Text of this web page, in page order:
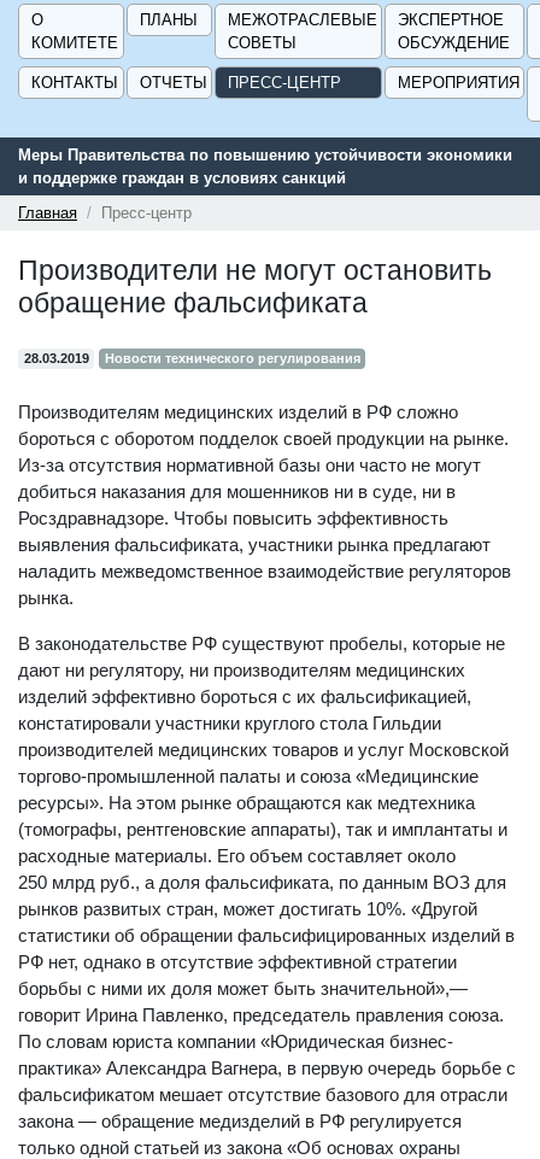
О
КОМИТЕТЕ
ПЛАНЫ
МЕЖОТРАСЛЕВЫЕ
СОВЕТЫ
ЭКСПЕРТНОЕ
ОБСУЖДЕНИЕ
КОНТАКТЫ ОТЧЕТЫ ПРЕСС-ЦЕНТР МЕРОПРИЯТИЯ
Меры Правительства по повышению устойчивости экономики
и поддержке граждан в условиях санкций
Главная Пресс-центр
Производители не могут остановить
обращение фальсификата
28.03.2019 Новости технического регулирования
Производителям медицинских изделий в РФ сложно
бороться с оборотом подделок своей продукции на рынке.
Из-за отсутствия нормативной базы они часто не могут
добиться наказания для мошенников ни в суде, ни в
Росздравнадзоре. Чтобы повысить эффективность
выявления фальсификата, участники рынка предлагают
наладить межведомственное взаимодействие регуляторов
рынка.
В законодательстве РФ существуют пробелы, которые не
дают ни регулятору, ни производителям медицинских
изделий эффективно бороться с их фальсификацией,
констатировали участники круглого стола Гильдии
производителей медицинских товаров и услуг Московской
торгово-промышленной палаты и союза «Медицинские
ресурсы». На этом рынке обращаются как медтехника
(томографы, рентгеновские аппараты), так и имплантаты и
расходные материалы. Его объем составляет около
250 млрд руб., а доля фальсификата, по данным ВОЗ для
рынков развитых стран, может достигать 10%. «Другой
статистики об обращении фальсифицированных изделий в
РФ нет, однако в отсутствие эффективной стратегии
борьбы с ними их доля может быть значительной»,—
говорит Ирина Павленко, председатель правления союза.
По словам юриста компании «Юридическая бизнес-
практика» Александра Вагнера, в первую очередь борьбе с
фальсификатом мешает отсутствие базового для отрасли
закона — обращение медизделий в РФ регулируется
только одной статьей из закона «Об основах охраны